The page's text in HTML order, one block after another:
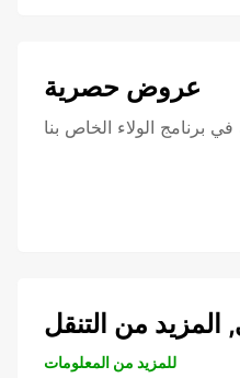
عروض حصرية
برنامج الولاء الخاص بنا
المزيد من التنقل
للمزيد من المعلومات